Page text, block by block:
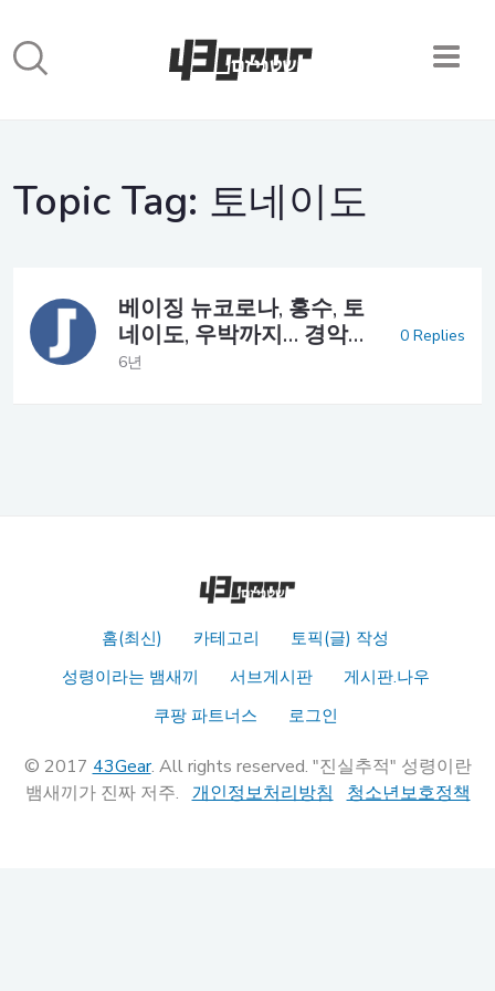
Topic Tag: 토네이도
베이징 뉴코로나, 홍수, 토
네이도, 우박까지… 경악…
6년
0 Replies
홈(최신) 카테고리
토픽(글) 작성
성령이라는 뱀새끼
서브게시판
게시판.나우
쿠팡 파트너스
로그인
© 2017 43Gear. All rights reserved. "진실추적" 성령이란
뱀새끼가 진짜 저주. 개인정보처리방침 청소년보호정책